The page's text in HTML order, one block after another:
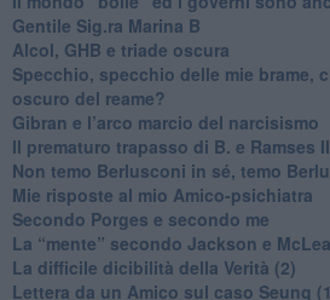
​Gentile Sig.ra Marina B
​Alcol, GHB e triade oscura
​Specchio, specchio delle mie brame,
oscuro del reame?
​Gibran e l’arco marcio del narcisismo
​Il prematuro trapasso di B. e Ramses II
​Non temo Berlusconi in sé, temo
​Mie risposte al mio Amico-psichiatra
​Secondo Porges e secondo me
​La “mente” secondo Jackson e
La difficile dicibilità della Verità (2)
​Lettera da un Amico sul caso Seung